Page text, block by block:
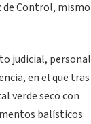
de Control, mismo
judicial, personal
en el que tras
verde seco con
balísticos